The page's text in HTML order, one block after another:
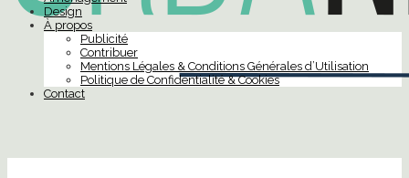
Design
À propos
Publicité
Contribuer
Mentions Légales & Conditions Générales d’Utilisation
Politique de Confidentialité & Cookies
Contact